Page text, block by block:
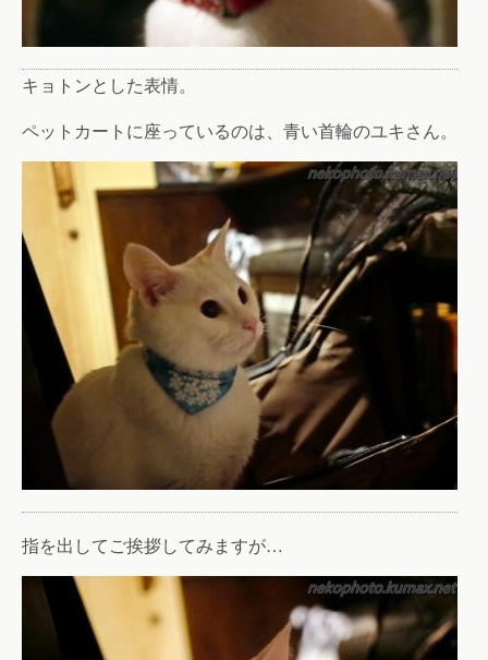
キョトンとした表情。
ペットカートに座っているのは、青い首輪のユキさん。
指を出してご挨拶してみますが…